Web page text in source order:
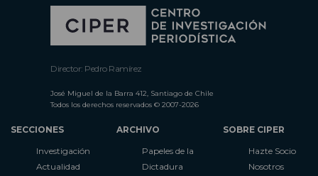
Director: Pedro Ramírez
José Miguel de la Barra 412, Santiago de Chile
Todos los derechos reservados © 2007-2026
SECCIONES
Investigación
Actualidad
ARCHIVO
Papeles de la
Dictadura
SOBRE CIPER
Hazte Socio
Nosotros